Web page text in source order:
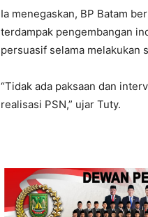
Ia menegaskan, BP Batam
terdampak pengembangan
persuasif selama melakukan
“Tidak ada paksaan dan
realisasi PSN,” ujar Tuty.